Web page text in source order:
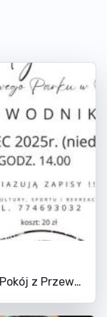
Zwiedzanie Zabytkowego Parku w Pokój z Przewodnikiem